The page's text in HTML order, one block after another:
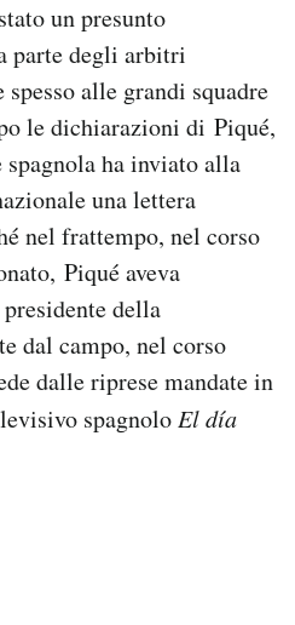
un presunto
parte degli arbitri
alle grandi squadre
le dichiarazioni di Piqué,
ha inviato alla
una lettera
nel frattempo, nel corso
Piqué aveva
della
dal campo, nel corso
dalle riprese mandate in
spagnoloEl día